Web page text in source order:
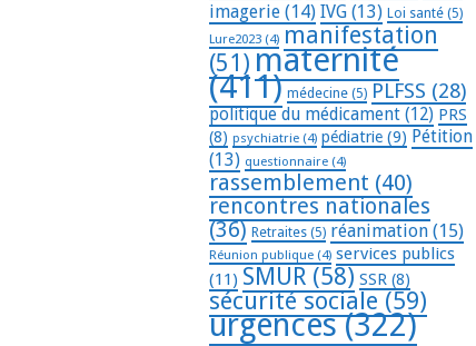
imagerie (14) IVG (13) Loi santé (5)
Lure2023 (4) manifestation
(51) maternité
(411) médecine (5) PLFSS (28)
politique du médicament (12) PRS
(8) psychiatrie (4) pédiatrie (9) Pétition
(13) questionnaire (4)
rassemblement (40)
rencontres nationales
(36) Retraites (5) réanimation (15)
Réunion publique (4) services publics
(11) SMUR (58) SSR (8)
sécurité sociale (59)
urgences(322)